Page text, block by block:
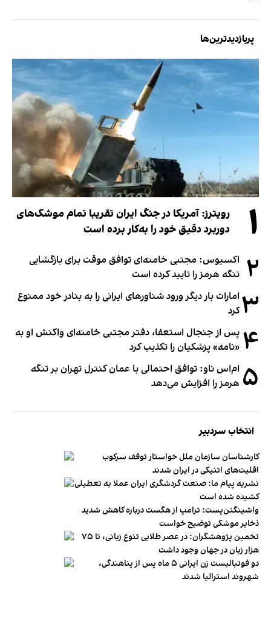
پربازدیدترین‌ها
۱
رویترز: آمریکا در جنگ ایران تقریبا تمام موشک‌های
دوربرد دقیق خود را به‌کار برده است
۲ اکسیوس: مجتبی خامنه‌ای توافق موقت برای بازگشایی
تنگه هرمز را تایید کرده است
۳ امارات بار دیگر ورود شناورهای ایرانی را به بنادر خود ممنوع
کرد
۴ پس از جنجال استعفا، دفتر مجتبی خامنه‌ای واکنش او به
«نامه» پزشکیان را تکذیب کرد
۵ ام‌اس ناو: توافق احتمالی با عمان کنترل تهران بر تنگه
هرمز را افزایش می‌دهد
انتخاب سردبیر
کارشناسان سازمان ملل خواستار توقف سرکوب
اقلیت‌های اتنیکی در ایران شدند
نشریه پیام ما: صنعت گردشگری ایران عملا به تعطیلی
کشیده شده است
واشینگتن‌پست: ترامپ از هگست درباره کاهش شدید
ذخایر موشکی توضیح خواست
تخمین پژوهشگران: در عصر طلایی تنوع زبانی، تا ۷۵
هزار زبان در جهان وجود داشت
دو فوتبالیست زن ایرانی ۵ ماه پس از پناهندگی،
شهروند استرالیا شدند